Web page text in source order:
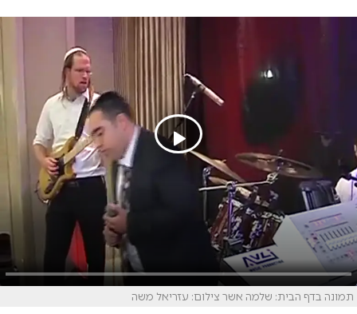
תמונה בדף הבית: שלמה אשר צילום: עזריאל משה